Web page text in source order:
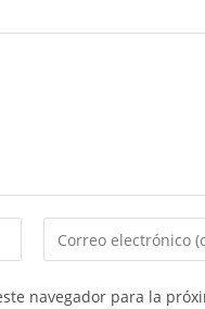
Introduce
tu
navegador para la